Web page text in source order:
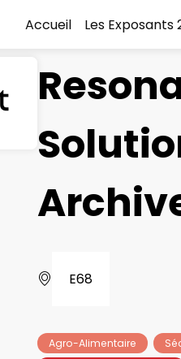
Accueil Les Exposants
E68
Agro-Alimentaire